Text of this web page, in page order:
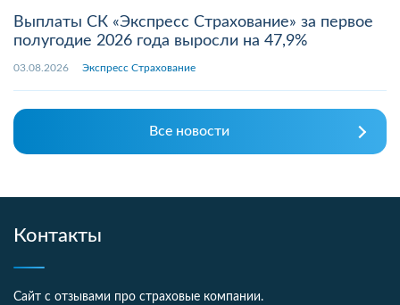
Выплаты СК «Экспресс Страхование» за первое
полугодие 2026 года выросли на 47,9%
03.08.2026 Экспресс Страхование
Все новости
Контакты
Сайт с отзывами про страховые компании.